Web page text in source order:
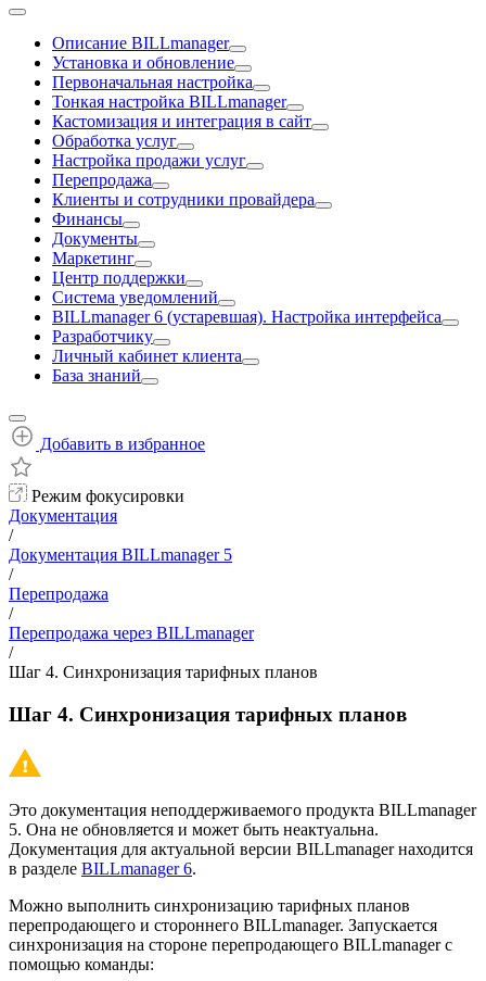
Описание BILLmanager
Установка и обновление
Первоначальная настройка
Тонкая настройка BILLmanager
Кастомизация и интеграция в сайт
Обработка услуг
Настройка продажи услуг
Перепродажа
Клиенты и сотрудники провайдера
Финансы
Документы
Маркетинг
Центр поддержки
Система уведомлений
BILLmanager 6 (устаревшая). Настройка интерфейса
Разработчику
Личный кабинет клиента
База знаний
Добавить в избранное
Режим фокусировки
Документация
/
Документация BILLmanager 5
/
Перепродажа
/
Перепродажа через BILLmanager
/
Шаг 4. Синхронизация тарифных планов
Шаг 4. Синхронизация тарифных планов
Это документация неподдерживаемого продукта BILLmanager
5. Она не обновляется и может быть неактуальна.
Документация для актуальной версии BILLmanager находится
в разделе BILLmanager 6.
Можно выполнить синхронизацию тарифных планов
перепродающего и стороннего BILLmanager. Запускается
синхронизация на стороне перепродающего BILLmanager с
помощью команды: